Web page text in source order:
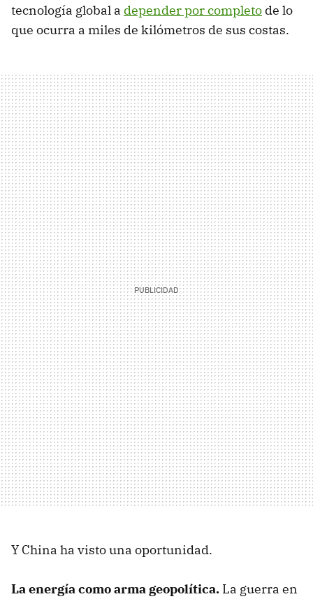
tecnología global a depender por completo de lo
que ocurra a miles de kilómetros de sus costas.
Y China ha visto una oportunidad.
La energía como arma geopolítica. La guerra en